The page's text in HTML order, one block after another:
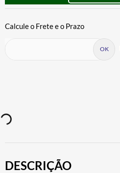
DESCRIÇÃO